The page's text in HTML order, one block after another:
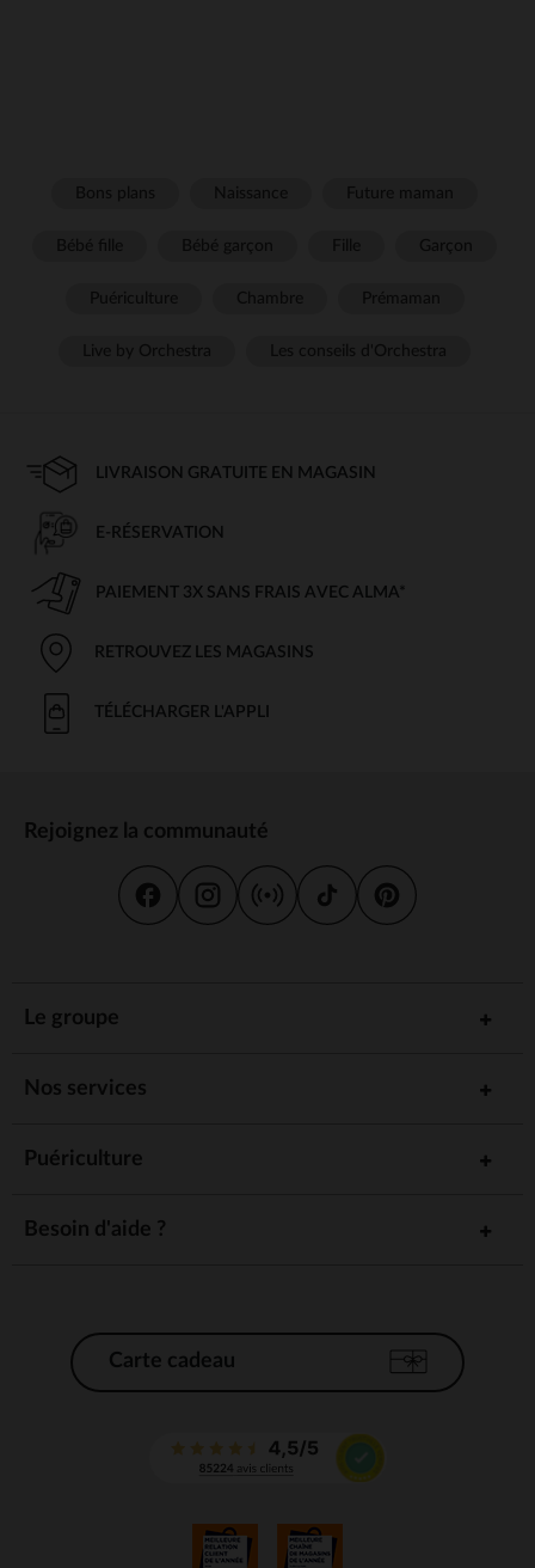
LIVRAISON GRATUITE EN MAGASIN
E-RÉSERVATION
PAIEMENT 3X SANS FRAIS AVEC ALMA*
RETROUVEZ LES MAGASINS
TÉLÉCHARGER L'APPLI
Rejoignez la communauté
Le groupe
Nos services
Puériculture
Besoin d'aide ?
Carte cadeau